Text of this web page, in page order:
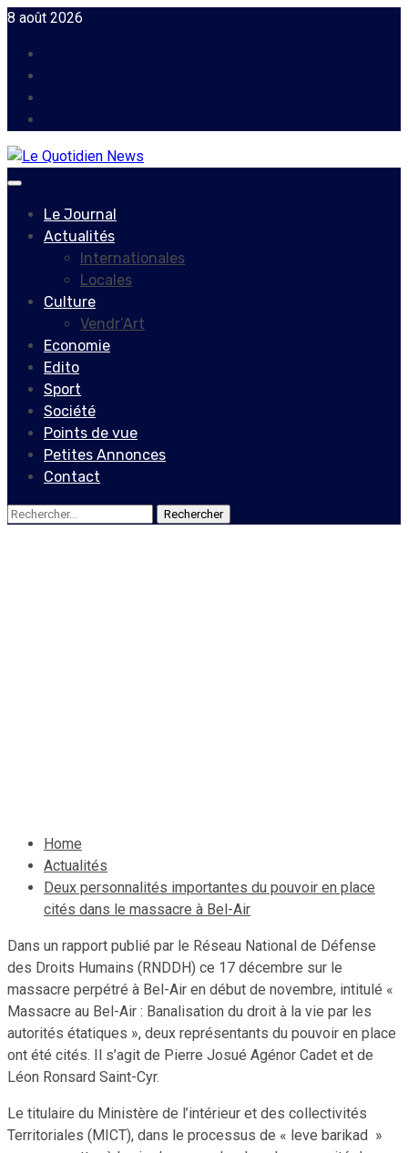
Skip
content
8 août 2026
Primary
Le Journal
Actualités
Internationales
Locales
Culture
Vendr’Art
Economie
Edito
Sport
Société
Points de vue
Petites Annonces
Contact
Rechercher :
Home
Actualités
Deux personnalités importantes du pouvoir en place
cités dans le massacre à Bel-Air
Dans un rapport publié par le Réseau National de Défense
des Droits Humains (RNDDH) ce 17 décembre sur le
massacre perpétré à Bel-Air en début de novembre, intitulé «
Massacre au Bel-Air : Banalisation du droit à la vie par les
autorités étatiques », deux représentants du pouvoir en place
ont été cités. Il s’agit de Pierre Josué Agénor Cadet et de
Léon Ronsard Saint-Cyr.
Le titulaire du Ministère de l’intérieur et des collectivités
Territoriales (MICT), dans le processus de « leve barikad »